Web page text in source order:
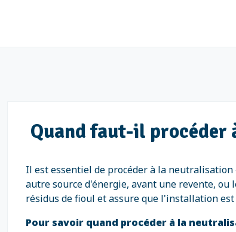
Quand faut-il procéder
Il est essentiel de procéder à la neutralisation
autre source d'énergie, avant une revente,
résidus de fioul et assure que l'installation
Pour savoir quand procéder à la